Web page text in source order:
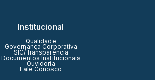
Institucional
Qualidade
Governança Corporativa
SIC/Transparência
Documentos Institucionais
Ouvidoria
Fale Conosco